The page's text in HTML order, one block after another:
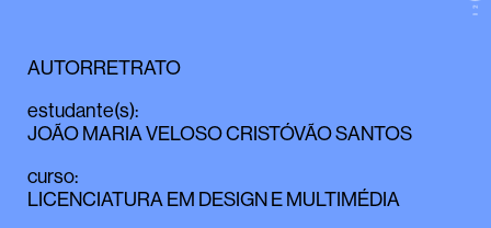
AUTORRETRATO
estudante(s):
JOÃO MARIA VELOSO CRISTÓVÃO SANTOS
curso:
LICENCIATURA EM DESIGN E MULTIMÉDIA